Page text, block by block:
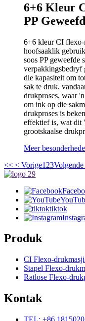
6+6 Kleur
PP
6+6 kleur CI flexo-
hoofsaaklik
soos PP geweefde
verpakkingsbedryf
die kapasiteit om
sak te druk,
drukproses, waar
om ink op die
drukproses is
effektief is, wat dit
grootskaalse
Meer besonderhede
<< < Vorige1 23
tiktok
Produk
CI Flexo-
Stapel Flexo-
Ratlose Flexo-
Kontak